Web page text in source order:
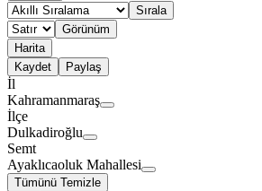
Sırala
Görünüm
Harita
Kaydet
Paylaş
İl
Kahramanmaraş
İlçe
Dulkadiroğlu
Semt
Ayaklıcaoluk Mahallesi
Tümünü Temizle